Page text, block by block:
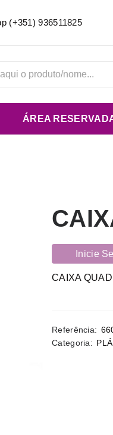
(+351) 936511825
ÁREA
Inicie
CAIXA
Referência:
Categoria: